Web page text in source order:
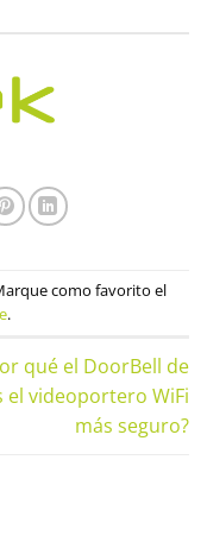
como favorito el
.
qué el DoorBell de
el videoportero WiFi
más seguro?